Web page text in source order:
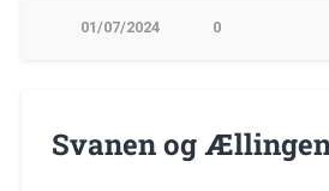
01/07/2024 0
Svanen og